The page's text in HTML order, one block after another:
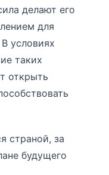
делают его
для
условиях
таких
открыть
страной, за
будущего